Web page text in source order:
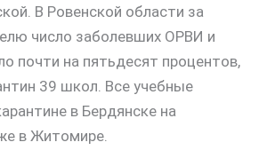
В Ровенской области за
число заболевших ОРВИ и
почти на пятьдесят процентов,
39 школ. Все учебные
в Бердянске на
в Житомире.